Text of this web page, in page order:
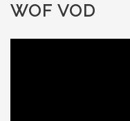
WOF VOD